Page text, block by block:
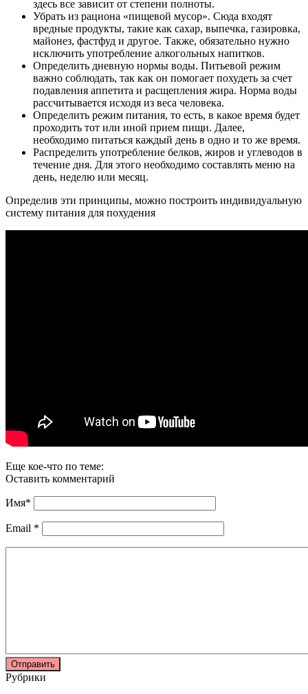
здесь все зависит от степени полноты.
Убрать из рациона «пищевой мусор». Сюда входят
вредные продукты, такие как сахар, выпечка, газировка,
майонез, фастфуд и другое. Также, обязательно нужно
исключить употребление алкогольных напитков.
Определить дневную нормы воды. Питьевой режим
важно соблюдать, так как он помогает похудеть за счет
подавления аппетита и расщепления жира. Норма воды
рассчитывается исходя из веса человека.
Определить режим питания, то есть, в какое время будет
проходить тот или иной прием пищи. Далее,
необходимо питаться каждый день в одно и то же время.
Распределить употребление белков, жиров и углеводов в
течение дня. Для этого необходимо составлять меню на
день, неделю или месяц.
Определив эти принципы, можно построить индивидуальную
систему питания для похудения
Еще кое-что по теме:
Оставить комментарий
Имя*
Email *
Рубрики